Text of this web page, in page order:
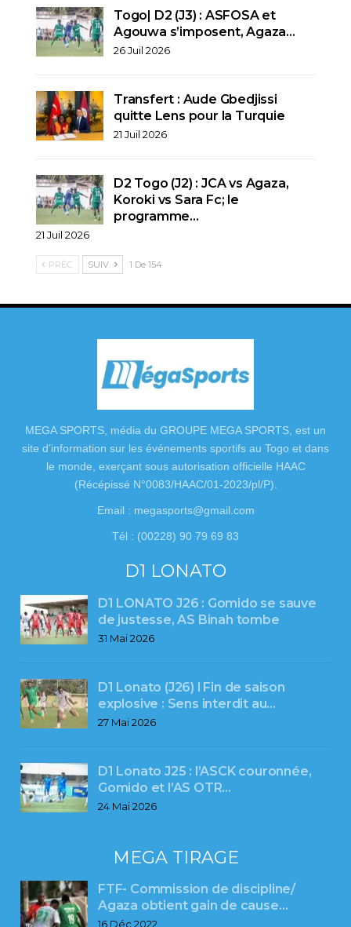
Togo| D2 (J3) : ASFOSA et
Agouwa s’imposent, Agaza…
26 Juil 2026
Transfert : Aude Gbedjissi
quitte Lens pour la Turquie
21 Juil 2026
D2 Togo (J2) : JCA vs Agaza,
Koroki vs Sara Fc; le
programme…
21 Juil 2026
PRÉC. SUIV. 1 De 154
MEGA SPORTS, média du GROUPE MEGA SPORTS, est un
site d’information sur les événements sportifs au Togo et dans
le monde, exerçant sous autorisation officielle HAAC
(Récépissé N°0083/HAAC/01-2023/pl/P).
Email : megasports@gmail.com
Tél : (00228) 90 79 69 83
D1 LONATO
D1 LONATO J26 : Gomido se sauve
de justesse, AS Binah tombe
31 Mai 2026
D1 Lonato (J26) l Fin de saison
explosive : Sens interdit au…
27 Mai 2026
D1 Lonato J25 : l’ASCK couronnée,
Gomido et l’AS OTR…
24 Mai 2026
MEGA TIRAGE
FTF- Commission de discipline/
Agaza obtient gain de cause…
16 Déc 2022